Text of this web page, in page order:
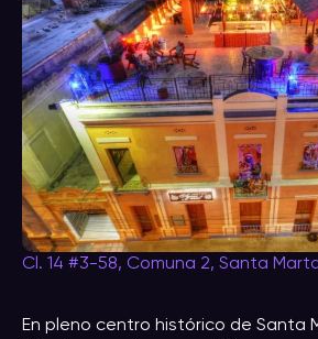
Cl. 14 #3-58, Comuna 2, Santa
En pleno centro histórico de Santa